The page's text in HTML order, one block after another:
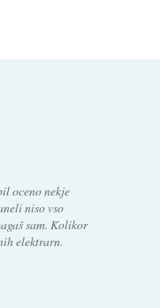
oceno nekje
niso vso
sam. Kolikor
elektrarn.